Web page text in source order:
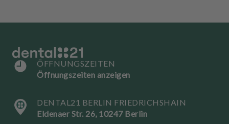
ÖFFNUNGSZEITEN
Öffnungszeiten anzeigen
DENTAL21 BERLIN FRIEDRICHSHAIN
Eldenaer Str. 26, 10247 Berlin